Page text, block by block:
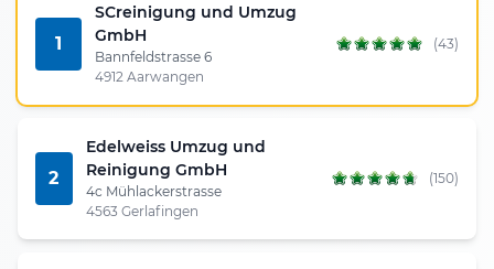
1
SCreinigung und Umzug
GmbH
Bannfeldstrasse 6
4912 Aarwangen
(43)
2
Edelweiss Umzug und
Reinigung GmbH
4c Mühlackerstrasse
4563 Gerlafingen
(150)